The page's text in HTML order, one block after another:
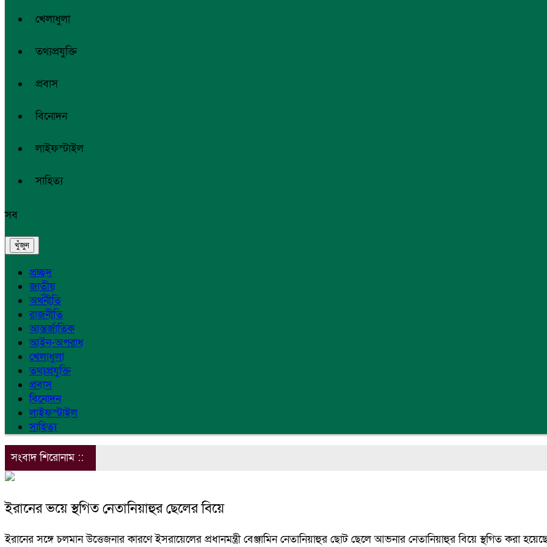
খেলাধুলা
তথ্যপ্রযুক্তি
প্রবাস
বিনোদন
লাইফস্টাইল
সাহিত্য
সব
প্রচ্ছদ
জাতীয়
অর্থনীতি
রাজনীতি
আন্তর্জাতিক
আইন-অপরাধ
খেলাধুলা
তথ্যপ্রযুক্তি
প্রবাস
বিনোদন
লাইফস্টাইল
সাহিত্য
সংবাদ শিরোনাম ::
ইরানের ভয়ে স্থগিত নেতানিয়াহুর ছেলের বিয়ে
ইরানের সঙ্গে চলমান উত্তেজনার কারণে ইসরায়েলের প্রধানমন্ত্রী বেঞ্জামিন নেতানিয়াহুর ছোট ছেলে আভনার নেতানিয়াহুর বিয়ে স্থগিত করা